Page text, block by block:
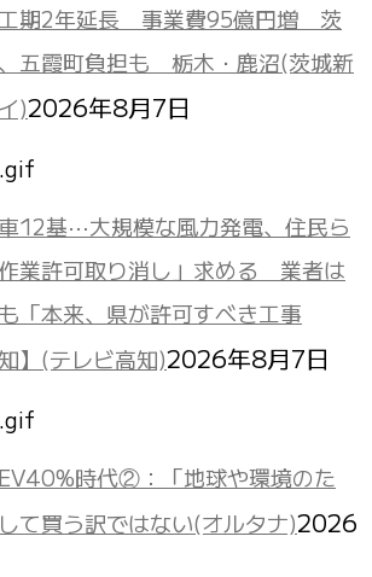
期2年延長 事業費95億円増 茨
五霞町負担も 栃木・鹿沼(茨城新
)2026年8月7日
12基⋯大規模な風力発電、住民ら
業許可取り消し」求める 業者は
「本来、県が許可すべき工事
】(テレビ高知)2026年8月7日
時代②：「地球や環境のた
て買う訳ではない(オルタナ)2026